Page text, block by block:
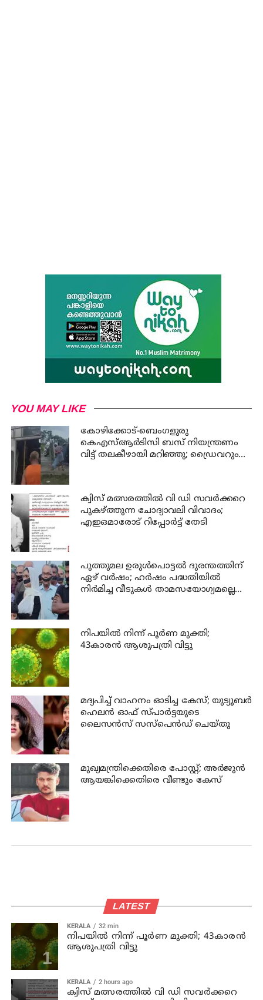
YOU MAY LIKE
കോഴിക്കോട്-ബെംഗളുരു
കെഎസ്ആര്‍ടിസി ബസ് നിയന്ത്രണം
വിട്ട് തലകീഴായി മറിഞ്ഞു; ഡ്രൈവറും
ക്വിസ് മത്സരത്തില്‍ വി ഡി സവര്‍ക്കറെ
പുകഴ്ത്തുന്ന ചോദ്യാവലി വിവാദം;
എഇഒമാരോട് റിപ്പോര്‍ട്ട് തേടി
പുത്തുമല ഉരുള്‍പൊട്ടല്‍ ദുരന്തത്തിന്
ഏഴ് വര്‍ഷം; ഹര്‍ഷം പദ്ധതിയില്‍
നിര്‍മിച്ച വീടുകള്‍ താമസയോഗ്യമല്ലെന്ന്
നിപയില്‍ നിന്ന് പൂര്‍ണ മുക്തി;
43കാരന്‍ ആശുപത്രി വിട്ടു
മദ്യപിച്ച് വാഹനം ഓടിച്ച കേസ്; യുട്യൂബര്‍
ഹെലന്‍ ഓഫ് സ്പാര്‍ട്ടയുടെ
ലൈസന്‍സ് സസ്പെന്‍ഡ് ചെയ്തു
മുഖ്യമന്ത്രിക്കെതിരെ പോസ്റ്റ്; അര്‍ജുന്‍
ആയങ്കിക്കെതിരെ വീണ്ടും കേസ്
LATEST
KERALA 32 min
നിപയില്‍ നിന്ന് പൂര്‍ണ മുക്തി; 43കാരന്‍
ആശുപത്രി വിട്ടു
KERALA 2 hours ago
ക്വിസ് മത്സരത്തില്‍ വി ഡി സവര്‍ക്കറെ